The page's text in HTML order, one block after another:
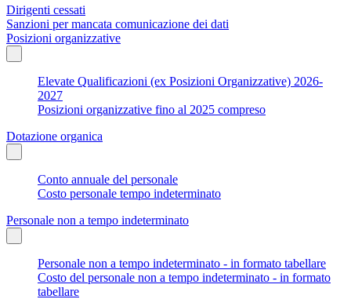
Dirigenti cessati
Sanzioni per mancata comunicazione dei dati
Posizioni organizzative
Elevate Qualificazioni (ex Posizioni Organizzative) 2026-
2027
Posizioni organizzative fino al 2025 compreso
Dotazione organica
Conto annuale del personale
Costo personale tempo indeterminato
Personale non a tempo indeterminato
Personale non a tempo indeterminato - in formato tabellare
Costo del personale non a tempo indeterminato - in formato
tabellare